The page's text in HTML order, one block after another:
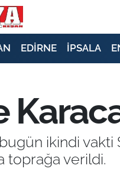
EDİRNE İPSALA
ikindi vakti
toprağa verildi.